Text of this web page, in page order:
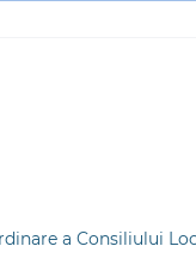
a Consiliului